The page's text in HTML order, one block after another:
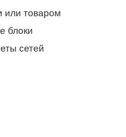
или товаром
блоки
сетей